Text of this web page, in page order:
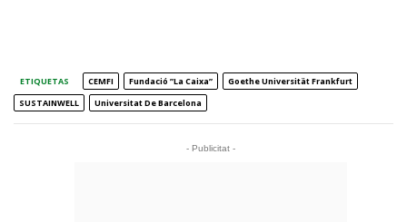
ETIQUETAS CEMFI Fundació ”la Caixa”
Goethe Universität Frankfurt
SUSTAINWELL
Universitat De Barcelona
- Publicitat -